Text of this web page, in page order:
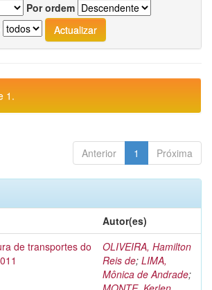
Por ordem
1.
Anterior 1 Próxima
Autor(es)
de transportes do
OLIVEIRA, Hamilton
Reis de; LIMA,
Mônica de Andrade;